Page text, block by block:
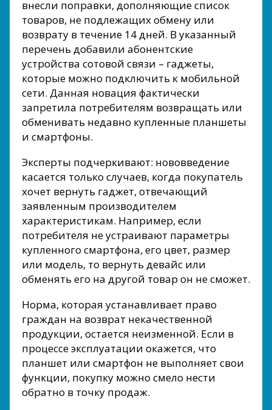
внесли поправки, дополняющие список
товаров, не подлежащих обмену или
возврату в течение 14 дней. В указанный
перечень добавили абонентские
устройства сотовой связи – гаджеты,
которые можно подключить к мобильной
сети. Данная новация фактически
запретила потребителям возвращать или
обменивать недавно купленные планшеты
и смартфоны.
Эксперты подчеркивают: нововведение
касается только случаев, когда покупатель
хочет вернуть гаджет, отвечающий
заявленным производителем
характеристикам. Например, если
потребителя не устраивают параметры
купленного смартфона, его цвет, размер
или модель, то вернуть девайс или
обменять его на другой товар он не сможет.
Норма, которая устанавливает право
граждан на возврат некачественной
продукции, остается неизменной. Если в
процессе эксплуатации окажется, что
планшет или смартфон не выполняет свои
функции, покупку можно смело нести
обратно в точку продаж.